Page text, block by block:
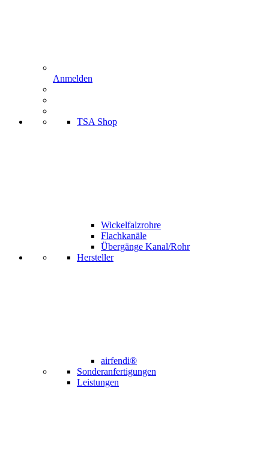
Anmelden
TSA Shop
Wickelfalzrohre
Flachkanäle
Übergänge Kanal/Rohr
Hersteller
airfendi®
Sonderanfertigungen
Leistungen